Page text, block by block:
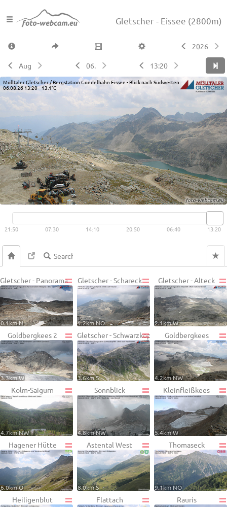
Gletscher - Eissee (2800m)
2026
Aug 06. 13:20
Mölltaler Gletscher / Bergstation Gondelbahn Eissee - Blick nach Südwesten
06.08.26 13:20 13.1°C
Live video available → View
21:50 07:30 14:10 20:50 06:40 13:20
Gletscher - Panorama
0.1km N
Gletscher - Schareck
1.2km NO
Gletscher - Alteck
2.1km W
Goldbergkees 2
3.3km W
Gletscher - Schwarzkopf
3.6km S
Goldbergkees
4.2km NW
Kolm-Saigurn
4.7km NW
Sonnblick
4.8km NW
Kleinfleißkees
5.4km W
Hagener Hütte
6.0km O
Astental West
8.0km S
Thomaseck
9.1km NO
Heiligenblut Flattach Rauris